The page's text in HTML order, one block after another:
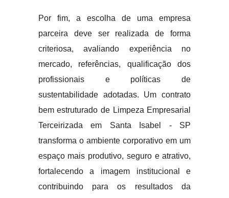
Por fim, a escolha de uma empresa
parceira deve ser realizada de forma
criteriosa, avaliando experiência no
mercado, referências, qualificação dos
profissionais e políticas de
sustentabilidade adotadas. Um contrato
bem estruturado de Limpeza Empresarial
Terceirizada em Santa Isabel - SP
transforma o ambiente corporativo em um
espaço mais produtivo, seguro e atrativo,
fortalecendo a imagem institucional e
contribuindo para os resultados da